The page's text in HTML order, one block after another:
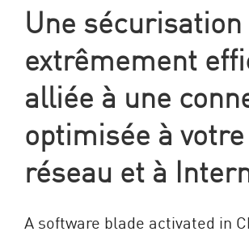
Une sécurisation
extrêmement
alliée à une
optimisée à votre
réseau et à
A software blade activated in